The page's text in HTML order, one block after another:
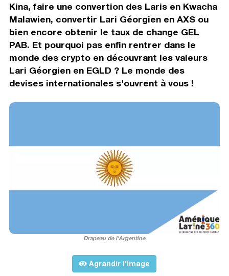
Kina, faire une convertion des Laris en Kwacha
Malawien, convertir Lari Géorgien en AXS ou
bien encore obtenir le taux de change GEL
PAB. Et pourquoi pas enfin rentrer dans le
monde des crypto en découvrant les valeurs
Lari Géorgien en EGLD ? Le monde des
devises internationales s'ouvrent à vous !
Drapeau de l'Argentine
Agrandir l'image